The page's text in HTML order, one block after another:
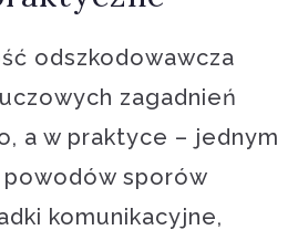
odszkodowawcza
zagadnień
a w praktyce – jednym
sporów
komunikacyjne,